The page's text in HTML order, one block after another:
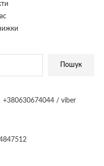
Пошук
+380630674044 / viber